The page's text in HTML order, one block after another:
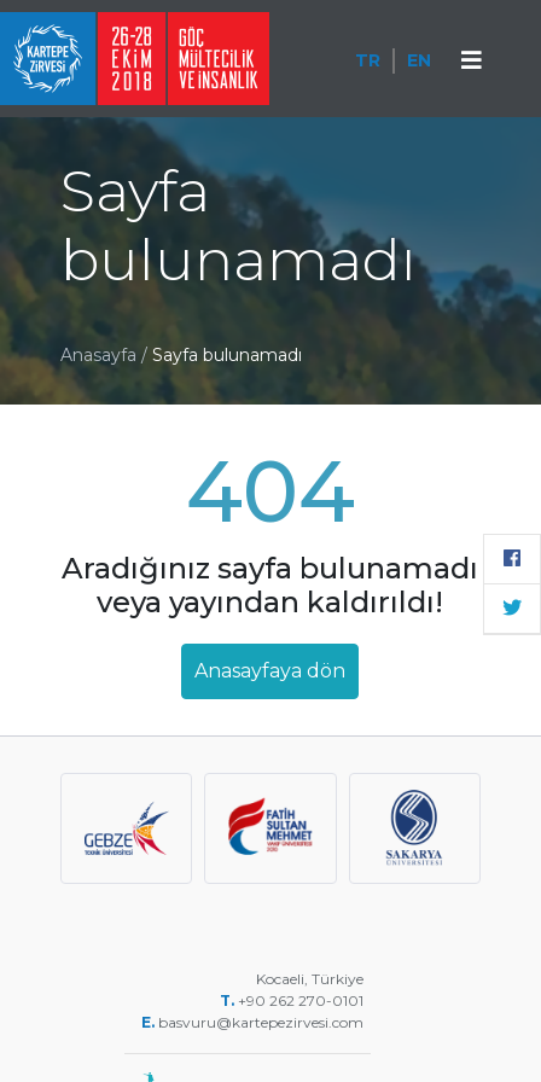
TR EN
Sayfa
bulunamadı
Anasayfa / Sayfa bulunamadı
404
Aradığınız sayfa bulunamadı
veya yayından kaldırıldı!
Anasayfaya dön
Kocaeli, Türkiye
T. +90 262 270-0101
E. basvuru@kartepezirvesi.com